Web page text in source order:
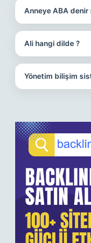
Anneye ABA denir
Ali hangi dilde ?
Yönetim bilişim